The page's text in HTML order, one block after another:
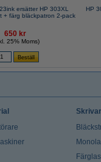
ersätter HP 303XL
+ färg bläckpatron 2-pack
650 kr
25% Moms)
HP